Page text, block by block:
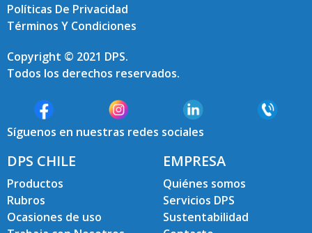
Políticas De Privacidad
Términos Y Condiciones
Copyright © 2021 DPS.
Todos los derechos reservados.
Síguenos en nuestras redes sociales
DPS CHILE
Productos
Rubros
Ocasiones de uso
EMPRESA
Quiénes somos
Servicios DPS
Sustentabilidad